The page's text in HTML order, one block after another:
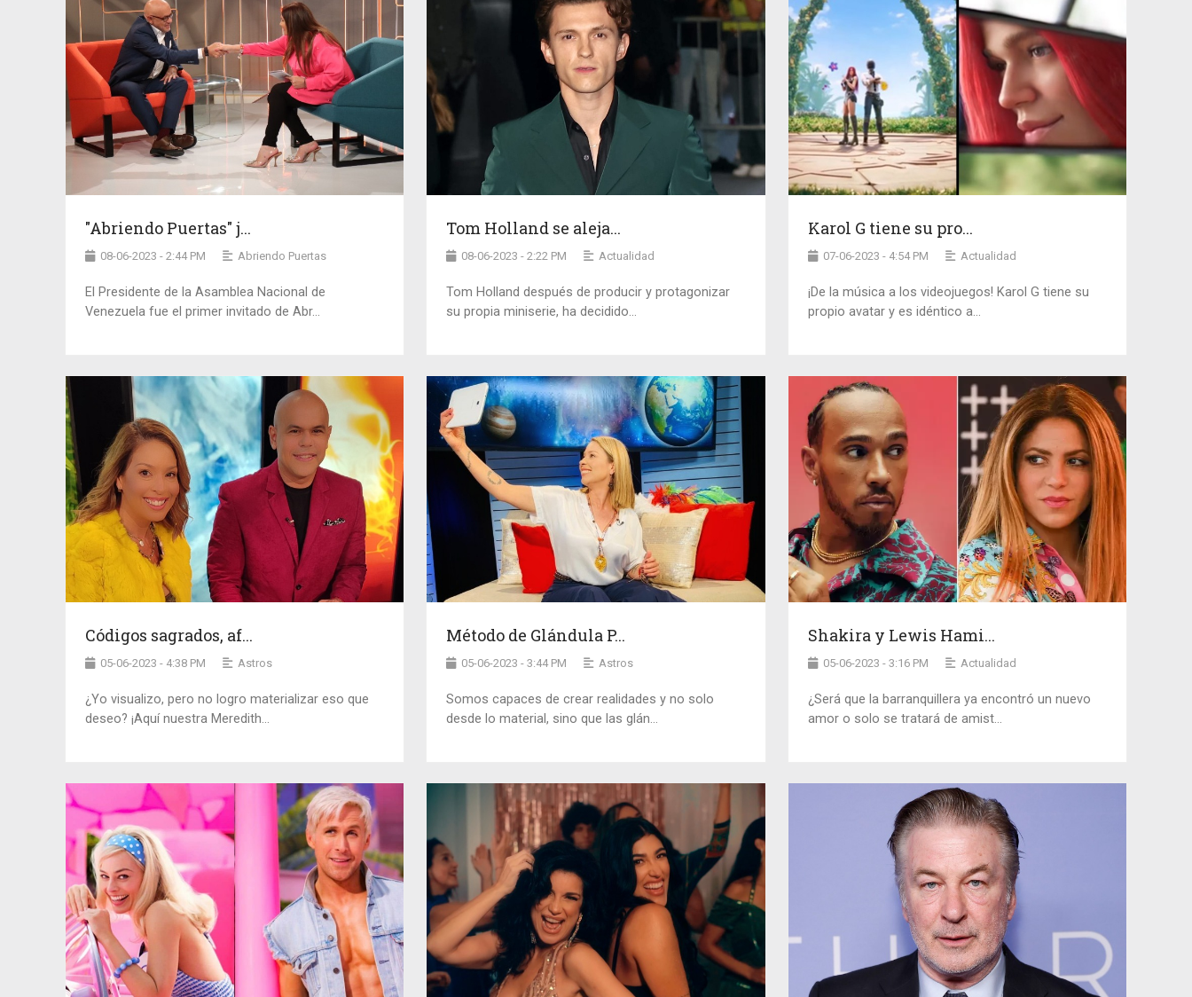
"Abriendo Puertas" j...
08-06-2023 - 2:44 PM Abriendo Puertas
El Presidente de la Asamblea Nacional de
Venezuela fue el primer invitado de Abr...
Tom Holland se aleja...
08-06-2023 - 2:22 PM Actualidad
Tom Holland después de producir y protagonizar
su propia miniserie, ha decidido...
Karol G tiene su pro...
07-06-2023 - 4:54 PM Actualidad
¡De la música a los videojuegos! Karol G tiene su
propio avatar y es idéntico a...
Códigos sagrados, af...
05-06-2023 - 4:38 PM Astros
¿Yo visualizo, pero no logro materializar eso que
deseo? ¡Aquí nuestra Meredith...
Método de Glándula P...
05-06-2023 - 3:44 PM Astros
Somos capaces de crear realidades y no solo
desde lo material, sino que las glán...
Shakira y Lewis Hami...
05-06-2023 - 3:16 PM Actualidad
¿Será que la barranquillera ya encontró un nuevo
amor o solo se tratará de amist...